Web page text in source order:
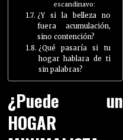
escandinavo:
¿Y si la belleza no
fuera acumulación,
sino contención?
¿Qué pasaría si tu
hogar hablara de ti
sin palabras?
¿Puede un
HOGAR